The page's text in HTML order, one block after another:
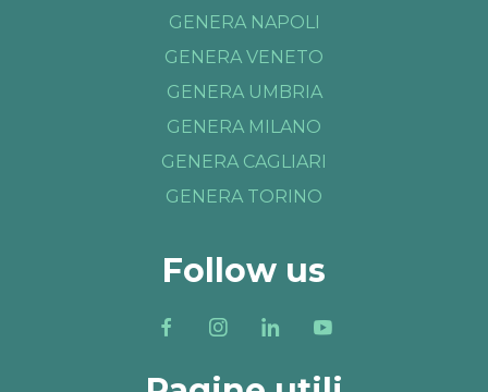
GENERA NAPOLI
GENERA VENETO
GENERA UMBRIA
GENERA MILANO
GENERA CAGLIARI
GENERA TORINO
Follow us